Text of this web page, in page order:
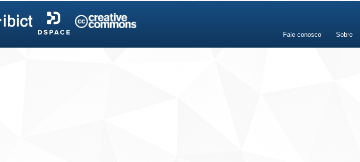
Fale conosco Sobre